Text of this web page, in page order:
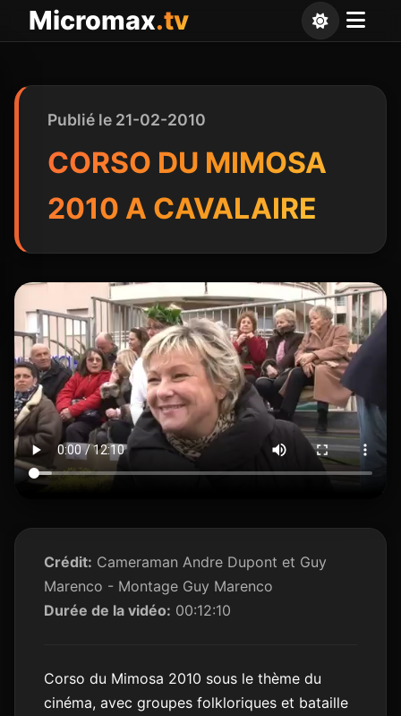
Micromax.tv
Publié le 21-02-2010
CORSO DU MIMOSA
2010 A CAVALAIRE
Crédit: Cameraman Andre Dupont et Guy
Marenco - Montage Guy Marenco
Durée de la vidéo: 00:12:10
Corso du Mimosa 2010 sous le thème du
cinéma, avec groupes folkloriques et bataille
Panneau de gestion des cookies